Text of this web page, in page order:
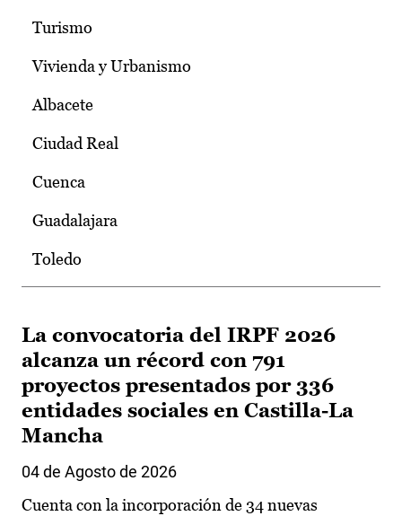
Turismo
Vivienda y Urbanismo
Albacete
Ciudad Real
Cuenca
Guadalajara
Toledo
La convocatoria del IRPF 2026
alcanza un récord con 791
proyectos presentados por 336
entidades sociales en Castilla-La
Mancha
04 de Agosto de 2026
Cuenta con la incorporación de 34 nuevas